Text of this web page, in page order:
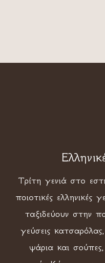
Τρίτη γενιά στο
ποιοτικές ελληνικές
ταξιδεύουν στην
γεύσεις
ψάρια και